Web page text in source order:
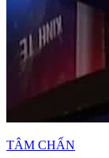
TÂM CHẤN